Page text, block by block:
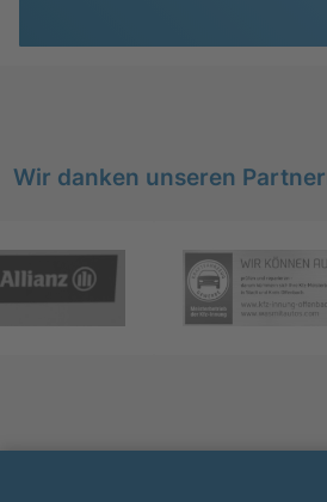
Wir danken unseren